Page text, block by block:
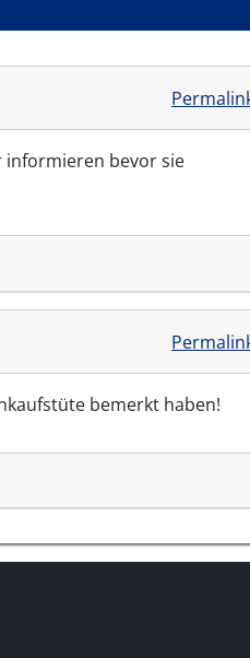
informieren bevor sie
bemerkt haben!